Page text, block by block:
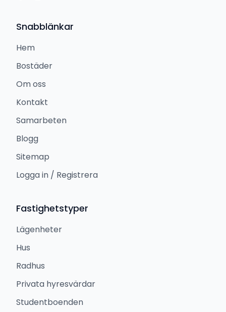
Snabblänkar
Hem
Bostäder
Om oss
Kontakt
Samarbeten
Blogg
Sitemap
Logga in / Registrera
Fastighetstyper
Lägenheter
Hus
Radhus
Privata hyresvärdar
Studentboenden